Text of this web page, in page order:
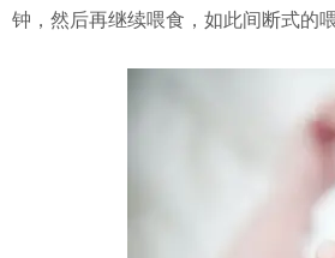
钟，然后再继续喂食，如此间断式的